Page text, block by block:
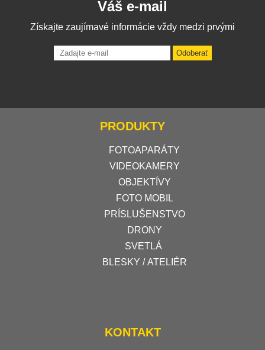
Váš e-mail
Získajte zaujímavé informácie vždy medzi prvými
Odoberať
PRODUKTY
FOTOAPARÁTY
VIDEOKAMERY
OBJEKTÍVY
FOTO MOBIL
PRÍSLUŠENSTVO
DRONY
SVETLÁ
BLESKY / ATELIÉR
KONTAKT